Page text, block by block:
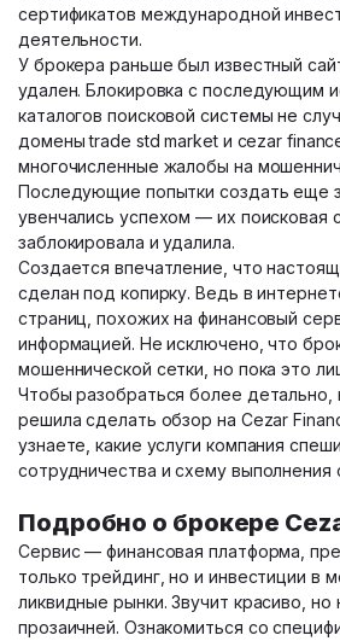
сертификатов международной
деятельности.
У брокера раньше был известный
удален. Блокировка с последующим
каталогов поисковой системы не
домены trade std market и cezar
многочисленные жалобы на
Последующие попытки создать еще
увенчались успехом — их поисковая
заблокировала и удалила.
Создается впечатление, что
сделан под копирку. Ведь в
страниц, похожих на финансовый
информацией. Не исключено, что
мошеннической сетки, но пока это
Чтобы разобраться более детально,
решила сделать обзор на Cezar
узнаете, какие услуги компания
сотрудничества и схему выполнения
Подробно о брокере
Сервис — финансовая платформа,
только трейдинг, но и инвестиции в
ликвидные рынки. Звучит красиво, но
прозаичней. Ознакомиться со